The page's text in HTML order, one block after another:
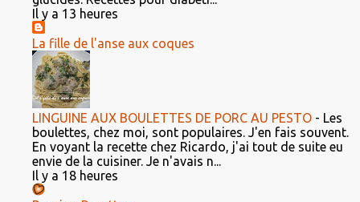
Il y a 13 heures
La fille de l'anse aux coques
LINGUINE AUX BOULETTES DE PORC AU PESTO - Les
boulettes, chez moi, sont populaires. J'en fais souvent.
En voyant la recette chez Ricardo, j'ai tout de suite eu
envie de la cuisiner. Je n'avais n...
Il y a 18 heures